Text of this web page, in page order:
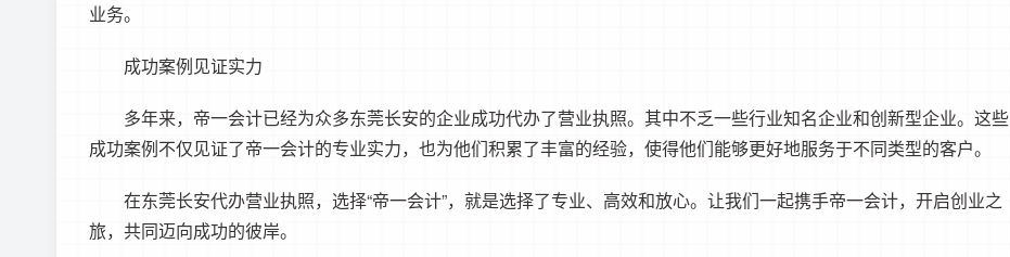
业务。
成功案例见证实力
多年来，帝一会计已经为众多东莞长安的企业成功代办了营业执照。其中不乏一些行业知名企业和创新型企业。这些
成功案例不仅见证了帝一会计的专业实力，也为他们积累了丰富的经验，使得他们能够更好地服务于不同类型的客户。
在东莞长安代办营业执照，选择“帝一会计”，就是选择了专业、高效和放心。让我们一起携手帝一会计，开启创业之
旅，共同迈向成功的彼岸。